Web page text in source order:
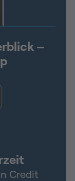
–
Credit